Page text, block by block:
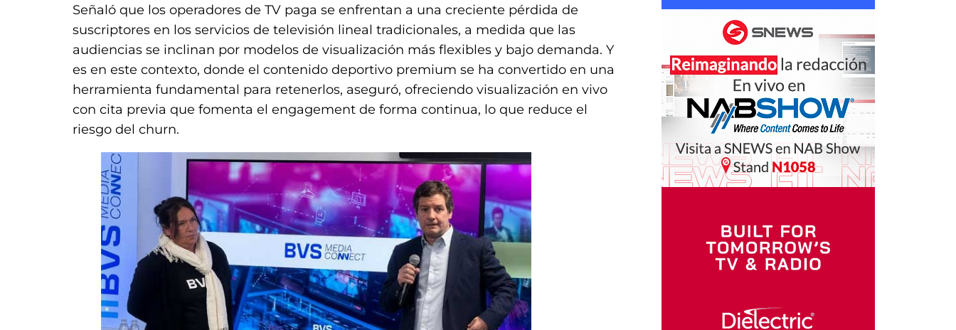
Señaló que los operadores de TV paga se enfrentan a una creciente pérdida de
suscriptores en los servicios de televisión lineal tradicionales, a medida que las
audiencias se inclinan por modelos de visualización más flexibles y bajo demanda. Y
es en este contexto, donde el contenido deportivo premium se ha convertido en una
herramienta fundamental para retenerlos, aseguró, ofreciendo visualización en vivo
con cita previa que fomenta el engagement de forma continua, lo que reduce el
riesgo del churn.